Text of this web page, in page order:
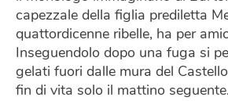
capezzale della figlia prediletta
quattordicenne ribelle, ha per
Inseguendolo dopo una fuga si
gelati fuori dalle mura del
fin di vita solo il mattino